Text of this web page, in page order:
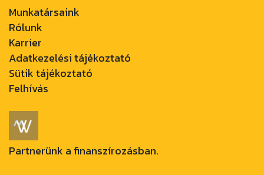
Munkatársaink
Rólunk
Karrier
Adatkezelési tájékoztató
Sütik tájékoztató
Felhívás
Partnerünk a finanszírozásban.